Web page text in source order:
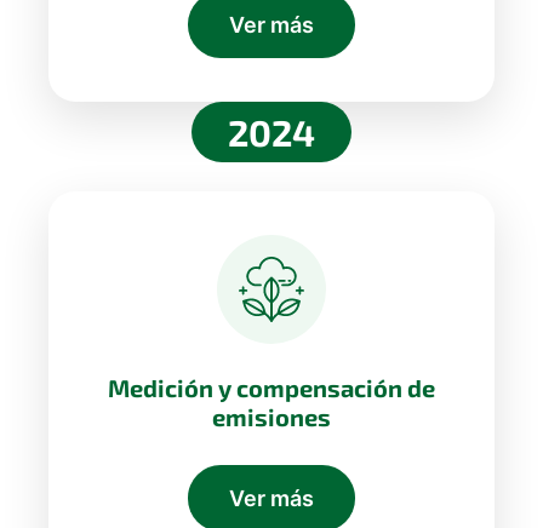
Ver más
2024
Medición y compensación de
emisiones
Ver más